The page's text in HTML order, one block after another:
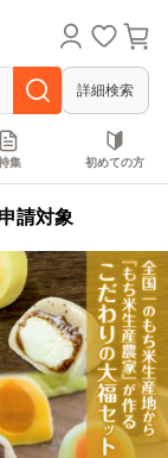
詳細検索
集 初めての方
請対象